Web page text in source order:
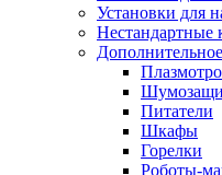
Установки для
Нестандартные
Питатели
Шкафы
Горелки
Роботы-